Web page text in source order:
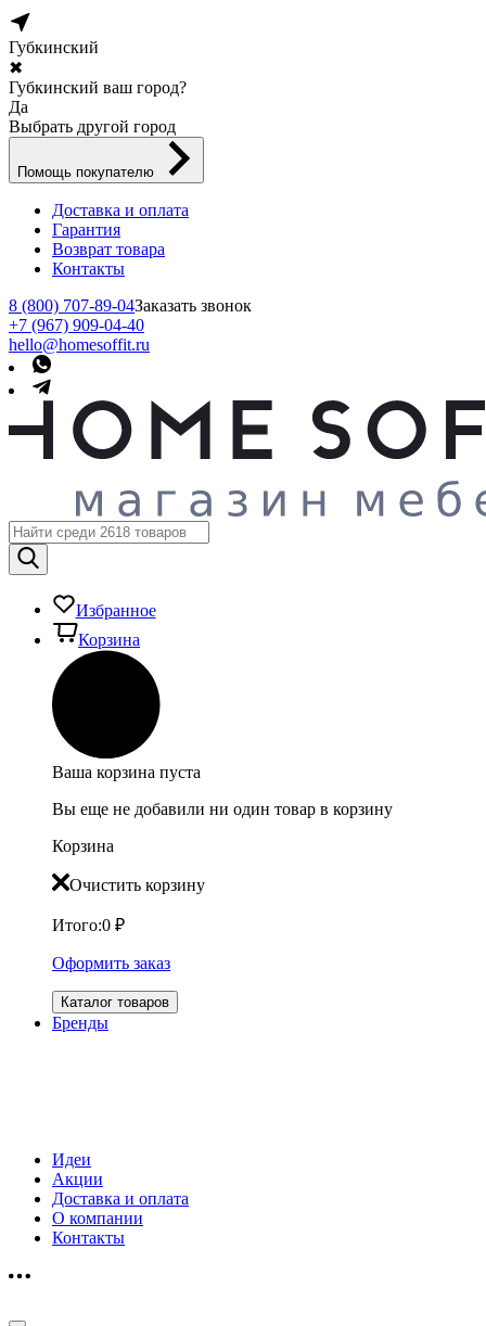
Губкинский
✖
Губкинский ваш город?
Да
Выбрать другой город
Помощь покупателю
Доставка и оплата
Гарантия
Возврат товара
Контакты
8 (800) 707-89-04Заказать звонок
+7 (967) 909-04-40
hello@homesoffit.ru
Избранное
Корзина
Ваша корзина пуста
Вы еще не добавили ни один товар в корзину
Корзина
Очистить корзину
Итого:0 ₽
Оформить заказ
Каталог товаров
Бренды
Идеи
Акции
Доставка и оплата
О компании
Контакты